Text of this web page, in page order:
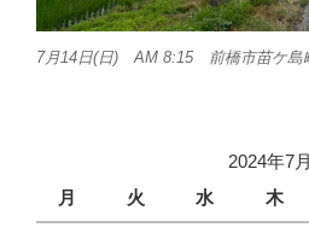
7月14日(日) AM 8:15 前橋市苗ケ島
2024年7月
月
火 水 木